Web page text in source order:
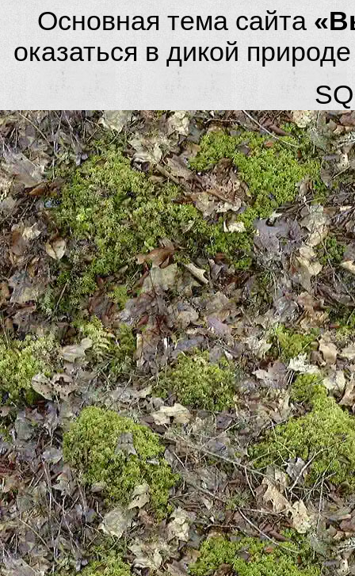
Основная тема сайта
оказаться в дикой